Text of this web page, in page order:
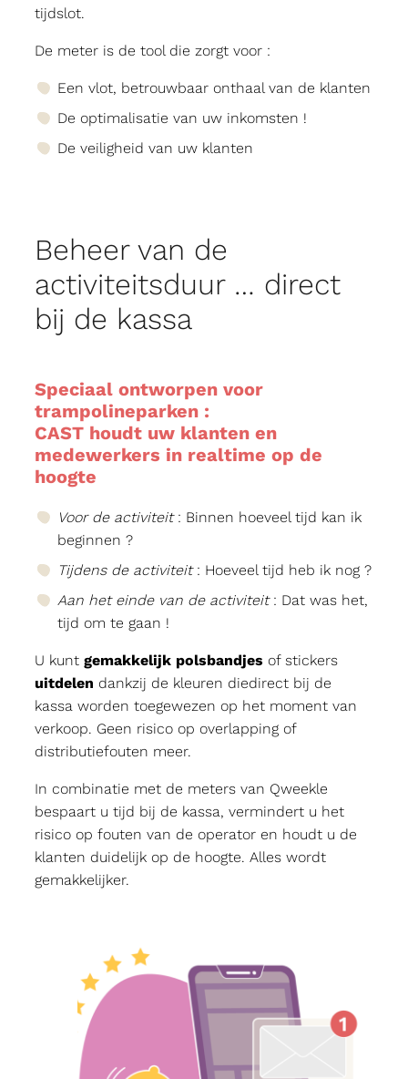
tijdslot.
De meter is de tool die zorgt voor :
Een vlot, betrouwbaar onthaal van de klanten
De optimalisatie van uw inkomsten !
De veiligheid van uw klanten
Beheer van de
activiteitsduur … direct
bij de kassa
Speciaal ontworpen voor
trampolineparken :
CAST houdt uw klanten en
medewerkers in realtime op de
hoogte
Voor de activiteit: Binnen hoeveel tijd kan ik
beginnen ?
Tijdens de activiteit: Hoeveel tijd heb ik nog ?
Aan het einde van de activiteit: Dat was het,
tijd om te gaan !
U kunt gemakkelijk polsbandjes of stickers
uitdelen dankzij de kleuren diedirect bij de
kassa worden toegewezen op het moment van
verkoop. Geen risico op overlapping of
distributiefouten meer.
In combinatie met de meters van Qweekle
bespaart u tijd bij de kassa, vermindert u het
risico op fouten van de operator en houdt u de
klanten duidelijk op de hoogte. Alles wordt
gemakkelijker.